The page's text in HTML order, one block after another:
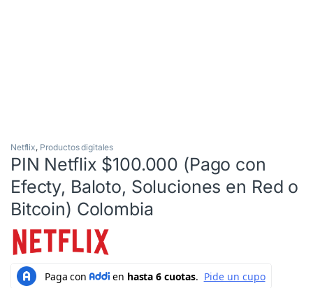
Netflix, Productos digitales
PIN Netflix $100.000 (Pago con
Efecty, Baloto, Soluciones en Red o
Bitcoin) Colombia